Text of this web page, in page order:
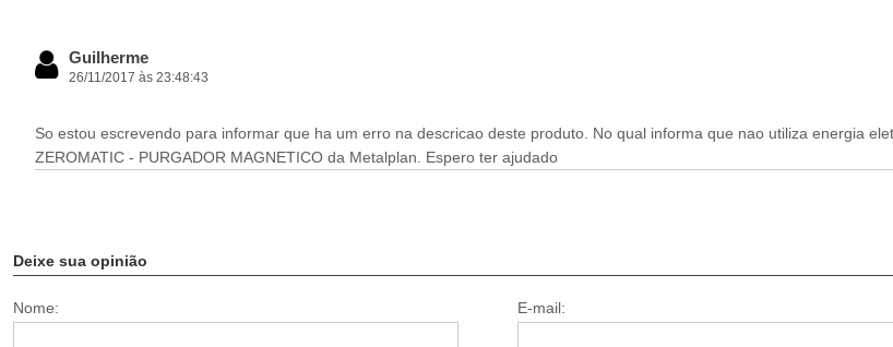
Guilherme
26/11/2017 às 23:48:43
So estou escrevendo para informar que ha um erro na descricao deste produto. No qual informa que nao utiliza energia
ZEROMATIC - PURGADOR MAGNETICO da Metalplan. Espero ter ajudado
Deixe sua opinião
Nome: E-mail: